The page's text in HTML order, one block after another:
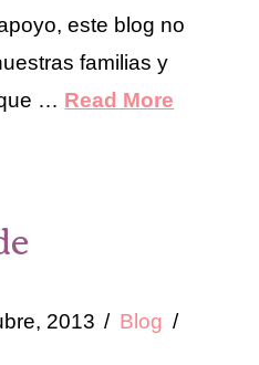
este blog no
familias y
… Read More
2013
Blog